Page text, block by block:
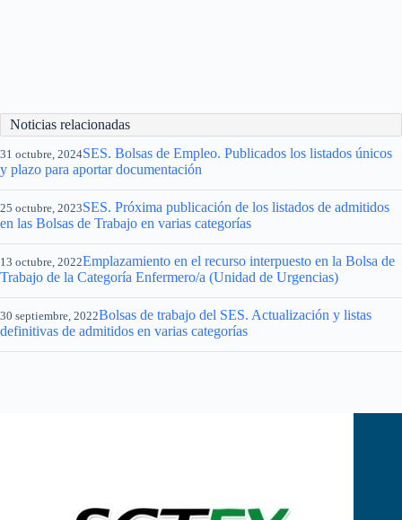
Noticias relacionadas
31 octubre, 2024SES. Bolsas de Empleo. Publicados los listados únicos
y plazo para aportar documentación
25 octubre, 2023SES. Próxima publicación de los listados de admitidos
en las Bolsas de Trabajo en varias categorías
13 octubre, 2022Emplazamiento en el recurso interpuesto en la Bolsa de
Trabajo de la Categoría Enfermero/a (Unidad de Urgencias)
30 septiembre, 2022Bolsas de trabajo del SES. Actualización y listas
definitivas de admitidos en varias categorías